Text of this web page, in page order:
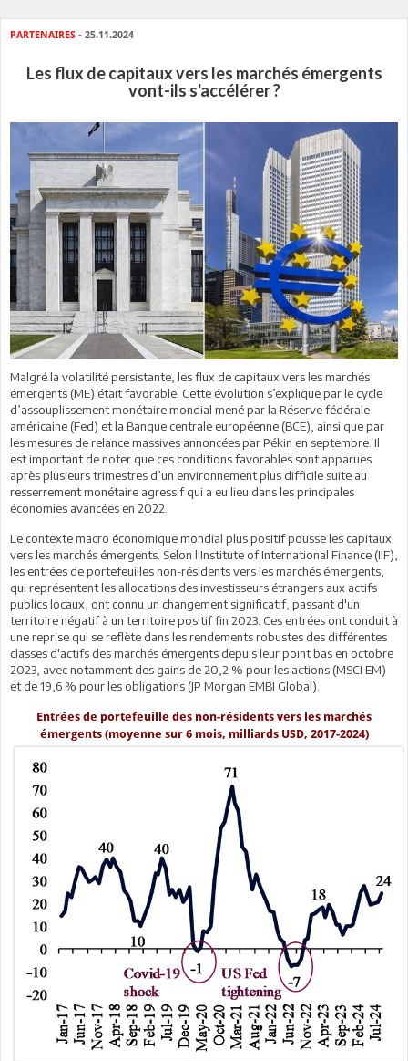
PARTENAIRES - 25.11.2024
Les flux de capitaux vers les marchés émergents
vont-ils s'accélérer ?
Malgré la volatilité persistante, les flux de capitaux vers les marchés
émergents (ME) était favorable. Cette évolution s’explique par le cycle
d’assouplissement monétaire mondial mené par la Réserve fédérale
américaine (Fed) et la Banque centrale européenne (BCE), ainsi que par
les mesures de relance massives annoncées par Pékin en septembre. Il
est important de noter que ces conditions favorables sont apparues
après plusieurs trimestres d’un environnement plus difficile suite au
resserrement monétaire agressif qui a eu lieu dans les principales
économies avancées en 2022.
Le contexte macro économique mondial plus positif pousse les capitaux
vers les marchés émergents. Selon l'Institute of International Finance (IIF),
les entrées de portefeuilles non-résidents vers les marchés émergents,
qui représentent les allocations des investisseurs étrangers aux actifs
publics locaux, ont connu un changement significatif, passant d'un
territoire négatif à un territoire positif fin 2023. Ces entrées ont conduit à
une reprise qui se reflète dans les rendements robustes des différentes
classes d'actifs des marchés émergents depuis leur point bas en octobre
2023, avec notamment des gains de 20,2 % pour les actions (MSCI EM)
et de 19,6 % pour les obligations (JP Morgan EMBI Global).
Entrées de portefeuille des non-résidents vers les marchés
émergents (moyenne sur 6 mois, milliards USD, 2017-2024)